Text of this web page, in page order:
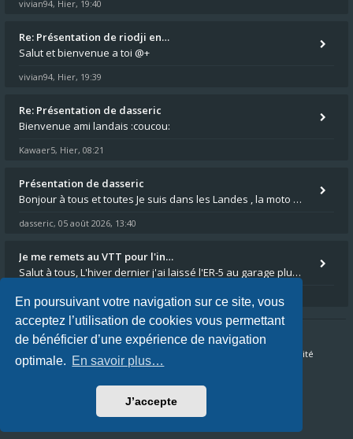
En poursuivant votre navigation sur ce site, vous
acceptez l’utilisation de cookies vous permettant
de bénéficier d’une expérience de navigation
optimale. En savoir plus…
J’accepte
vivian94, Hier, 19:40
Re: Présentation de riodji en…
Salut et bienvenue a toi @+
vivian94, Hier, 19:39
Re: Présentation de dasseric
Bienvenue ami landais :coucou:
Kawaer5, Hier, 08:21
Présentation de dasseric
Bonjour à tous et toutes Je suis dans les Landes , la moto appartient à ma fille et je suis désigné pour faire l'entreti
dasseric, 05 août 2026, 13:40
Je me remets au VTT pour l'in…
Salut à tous, L'hiver dernier j'ai laissé l'ER-5 au garage plus souvent que je veux bien l'admettre, et le médecin m'a
Loanne2,01 août 2026, 14:54
Accueil du forum FAQ Confidentialité
Fuseau horaire sur